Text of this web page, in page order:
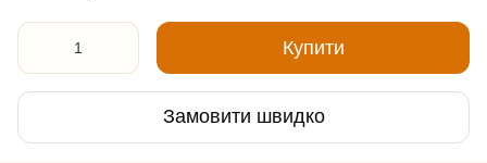
Купити
Замовити швидко